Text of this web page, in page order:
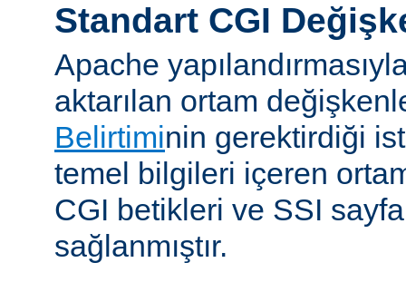
Standart CGI
Apache
aktarılan ortam
Belirtiminin gerektirdiği
temel bilgileri içeren
CGI betikleri ve SSI
sağlanmıştır.